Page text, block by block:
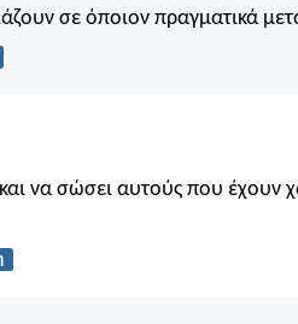
σε όποιον πραγματικά
να σώσει αυτούς που έχουν